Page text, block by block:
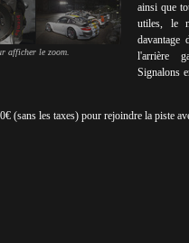
afficher le zoom.
ainsi que
utiles, le
davantage
l'arrière
Signalons
(sans les taxes) pour rejoindre la piste